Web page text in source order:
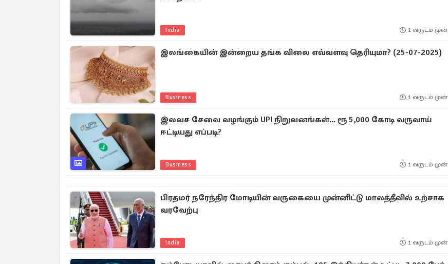
India 1 வருடம் முன்
இலங்கையின் இன்றைய தங்க விலை எவ்வளவு தெரியுமா? (25-07-2025)
Business 1 வருடம் முன்
இலவச சேவை வழங்கும் UPI நிறுவனங்கள்... ரூ 5,000 கோடி வருவாய்
ஈட்டியது எப்படி?
Business 1 வருடம் முன்
பிரதமர் நரேந்திர மோடியின் வருகையை முன்னிட்டு மாலத்தீவில் உற்சாக
வரவேற்பு
India 1 வருடம் முன்